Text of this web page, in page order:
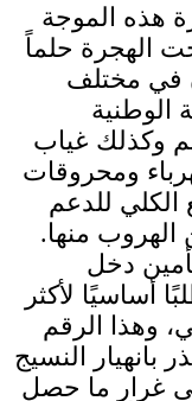
هذه الموجة
الهجرة حلماً
في مختلف
الوطنية
وكذلك غياب
ومحروقات
الكلي للدعم
الهروب منها.
دخل
أساسيًا لأكثر
وهذا الرقم
بانهيار النسيج
غرار ما حصل